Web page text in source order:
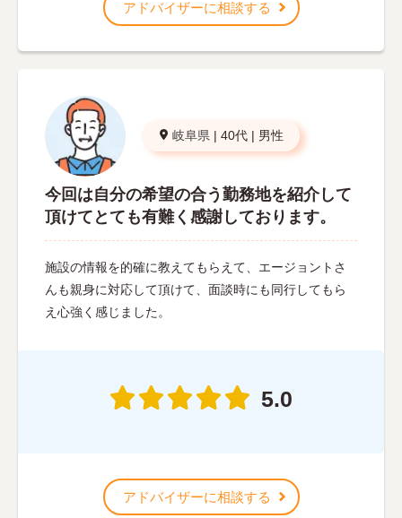
アドバイザーに相談する
岐阜県 | 40代 | 男性
今回は自分の希望の合う勤務地を紹介して
頂けてとても有難く感謝しております。
施設の情報を的確に教えてもらえて、エージョントさ
んも親身に対応して頂けて、面談時にも同行してもら
え心強く感じました。
5.0
アドバイザーに相談する